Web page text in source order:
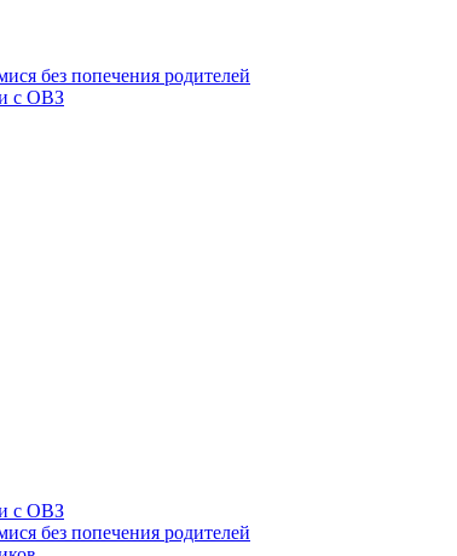
без попечения родителей
с ОВЗ
с ОВЗ
без попечения родителей